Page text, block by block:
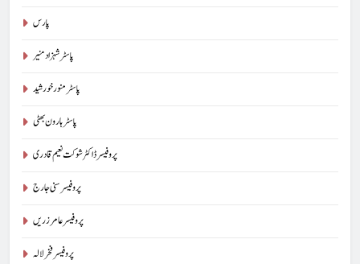
پارس
پاسٹر شہزاد منیر
پاسٹر منور خورشید
پاسٹر ہارون بھٹی
پروفیسر ڈاکٹر شوکت نعیم قادری
پروفیسر سنی جارج
پروفیسر عامر زریں
پروفیسر فخر لالہ